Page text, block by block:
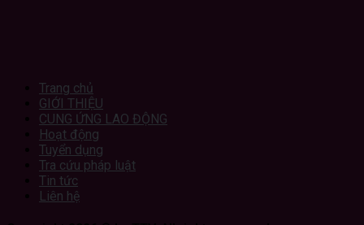
Trang chủ
GIỚI THIỆU
CUNG ỨNG LAO ĐỘNG
Hoạt động
Tuyển dụng
Tra cứu pháp luật
Tin tức
Liên hệ